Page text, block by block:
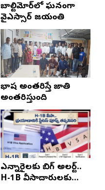
బాల్టిమోర్‌లో ఘనంగా
వైఎస్సార్‌ జయంతి
భాష అంతరిస్తే జాతి
అంతరిస్తుంది
ఎన్నారైలకు బిగ్ అలర్ట్..
H-1B వీసాదారులకు